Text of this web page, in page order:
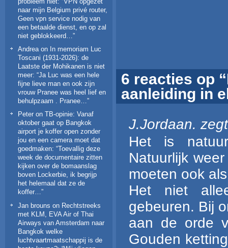
naar mijn Belgium privé router,
Geen vpn service nodig van
een betaalde dienst, en op zal
niet geblokkeerd…”
Andreaon In memoriam Luc
Toscani (1931-2026): de
Laatste der Mohikanen is niet
meer: “Ja Luc was een hele
fijne lieve man en ook zijn
vrouw Pranee was heel lief en
behulpzaam . Pranee…”
Peter on TB-opinie: Vanaf
oktober gaat op Bangkok
airport je koffer open zonder
jou en een camera moet dat
goedmaken: “Toevallig deze
week de documentaire zitten
kijken over de bomaanslag
boven Lockerbie, ik begrijp
het helemaal dat ze de
koffer…”
Jan brouns on Rechtstreeks
met KLM, EVA Air of Thai
Airways van Amsterdam naar
Bangkok welke
luchtvaartmaatschappij is de
6 reacties op
aanleiding in
J.Jordaan.
Het is
Natuurlijk
moeten ook
Het niet
gebeuren. Bij
aan de orde
Gouden